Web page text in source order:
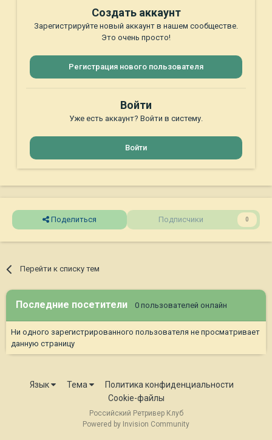
Создать аккаунт
Зарегистрируйте новый аккаунт в нашем сообществе.
Это очень просто!
Регистрация нового пользователя
Войти
Уже есть аккаунт? Войти в систему.
Войти
Поделиться Подписчики 0
Перейти к списку тем
Последние посетители 0 пользователей онлайн
Ни одного зарегистрированного пользователя не просматривает
данную страницу
Язык Тема
Политика конфиденциальности
Cookie-файлы
Российский Ретривер Клуб
Powered by Invision Community